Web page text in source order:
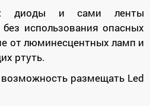
диоды и сами ленты
без использования опасных
от люминесцентных ламп и
ртуть.
размещать Led